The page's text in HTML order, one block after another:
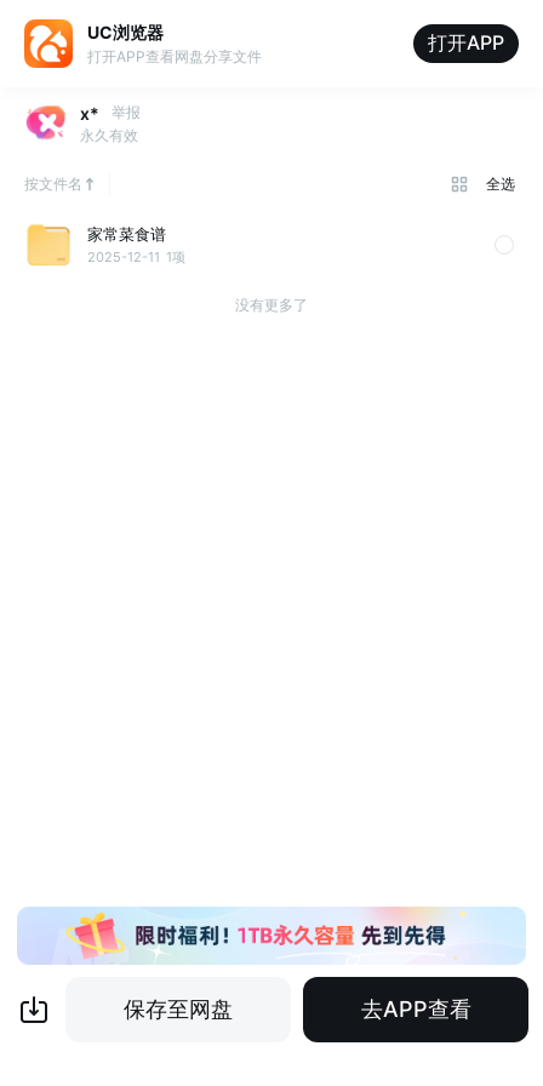
UC浏览器
打开APP查看网盘分享文件
打开APP
x*
举报
永久有效
按文件名 全选
家常菜食谱
2025-12-11 1项
没有更多了
保存至网盘 去APP查看